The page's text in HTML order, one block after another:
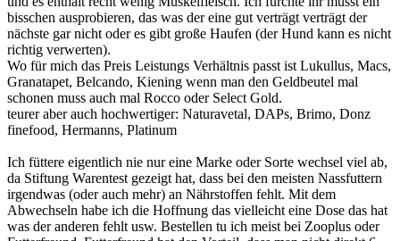
bisschen ausprobieren, das was der eine gut verträgt verträgt der
nächste gar nicht oder es gibt große Haufen (der Hund kann es nicht
richtig verwerten).
Wo für mich das Preis Leistungs Verhältnis passt ist Lukullus, Macs,
Granatapet, Belcando, Kiening wenn man den Geldbeutel mal
schonen muss auch mal Rocco oder Select Gold.
teurer aber auch hochwertiger: Naturavetal, DAPs, Brimo, Donz
finefood, Hermanns, Platinum
Ich füttere eigentlich nie nur eine Marke oder Sorte wechsel viel ab,
da Stiftung Warentest gezeigt hat, dass bei den meisten Nassfuttern
irgendwas (oder auch mehr) an Nährstoffen fehlt. Mit dem
Abwechseln habe ich die Hoffnung das vielleicht eine Dose das hat
was der anderen fehlt usw. Bestellen tu ich meist bei Zooplus oder